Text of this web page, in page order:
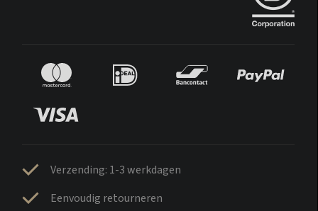
Verzending: 1-3 werkdagen
Eenvoudig retourneren